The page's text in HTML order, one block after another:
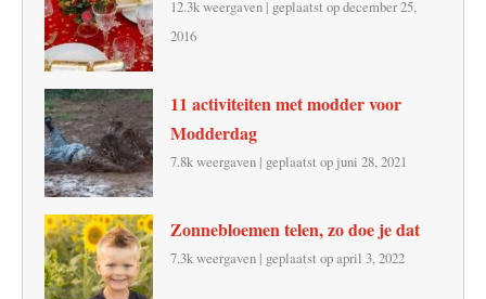
12.3k weergaven | geplaatst op december 25,
2016
11 activiteiten met modder voor
Modderdag
7.8k weergaven | geplaatst op juni 28, 2021
Zonnebloemen telen, zo doe je dat
7.3k weergaven | geplaatst op april 3, 2022